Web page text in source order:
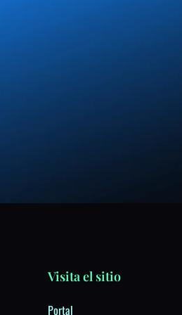
Visita el sitio
Portal